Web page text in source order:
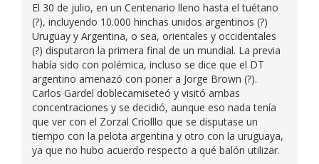
El 30 de julio, en un Centenario lleno hasta el tuétano
(?), incluyendo 10.000 hinchas unidos argentinos (?)
Uruguay y Argentina, o sea, orientales y occidentales
(?) disputaron la primera final de un mundial. La previa
había sido con polémica, incluso se dice que el DT
argentino amenazó con poner a Jorge Brown (?).
Carlos Gardel doblecamiseteó y visitó ambas
concentraciones y se decidió, aunque eso nada tenía
que ver con el Zorzal Criolllo que se disputase un
tiempo con la pelota argentina y otro con la uruguaya,
ya que no hubo acuerdo respecto a qué balón utilizar.